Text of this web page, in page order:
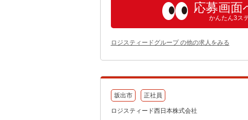
応募画面
かんたん3ス
ロジスティードグループ の他の求人をみる
坂出市 正社員
ロジスティード西日本株式会社